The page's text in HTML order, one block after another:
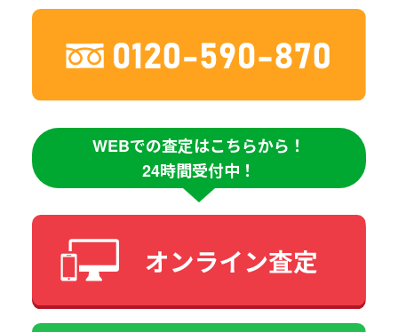
WEBでの査定はこちらから！
24時間受付中！